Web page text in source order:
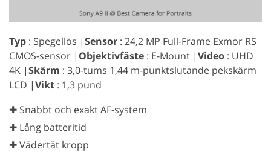
Typ : Spegellös |Sensor : 24,2 MP Full-Frame Exmor RS
CMOS-sensor | Objektivfäste : E-Mount |Video : UHD
4K |Skärm : 3,0-tums 1,44 m-punktslutande pekskärm
LCD |Vikt : 1,3 pund
✚ Snabbt och exakt AF-system
✚ Lång batteritid
✚ Vädertät kropp